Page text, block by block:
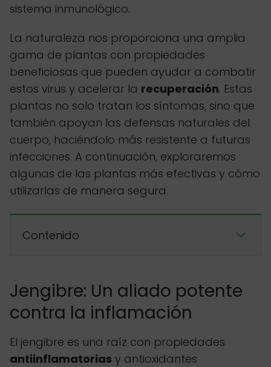
sistema inmunológico.
La naturaleza nos proporciona una amplia
gama de plantas con propiedades
beneficiosas que pueden ayudar a combatir
estos virus y acelerar la recuperación. Estas
plantas no solo tratan los síntomas, sino que
también apoyan las defensas naturales del
cuerpo, haciéndolo más resistente a futuras
infecciones. A continuación, exploraremos
algunas de las plantas más efectivas y cómo
utilizarlas de manera segura.
Contenido
Jengibre: Un aliado potente
contra la inflamación
El jengibre es una raíz con propiedades
antiinflamatorias y antioxidantes